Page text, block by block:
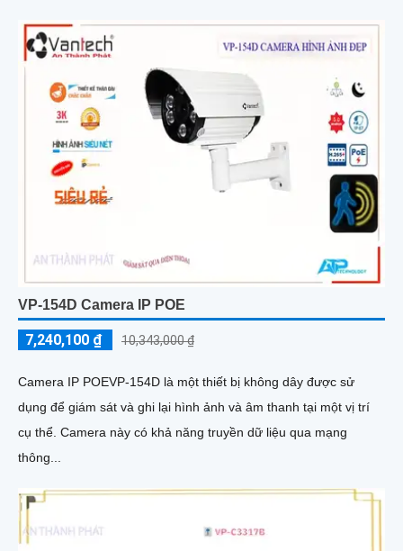
VP-154D Camera IP POE
7,240,100 ₫ 10,343,000 ₫
Camera IP POEVP-154D là một thiết bị không dây được sử
dụng để giám sát và ghi lại hình ảnh và âm thanh tại một vị trí
cụ thể. Camera này có khả năng truyền dữ liệu qua mạng
thông...